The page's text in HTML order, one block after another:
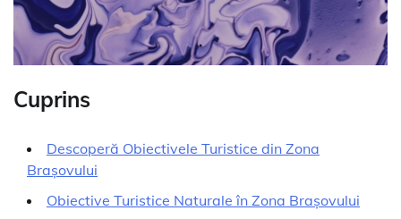
Cuprins
Descoperă Obiectivele Turistice din Zona
Brașovului
Obiective Turistice Naturale în Zona Brașovului